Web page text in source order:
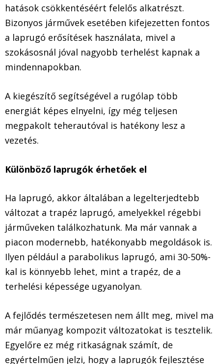
hatások csökkentéséért felelős alkatrészt.
Bizonyos járművek esetében kifejezetten fontos
a laprugó erősítések használata, mivel a
szokásosnál jóval nagyobb terhelést kapnak a
mindennapokban.
A kiegészítő segítségével a rugólap több
energiát képes elnyelni, így még teljesen
megpakolt teherautóval is hatékony lesz a
vezetés.
Különböző laprugók érhetőek el
Ha laprugó, akkor általában a legelterjedtebb
változat a trapéz laprugó, amelyekkel régebbi
járműveken találkozhatunk. Ma már vannak a
piacon modernebb, hatékonyabb megoldások is.
Ilyen például a parabolikus laprugó, ami 30-50%-
kal is könnyebb lehet, mint a trapéz, de a
terhelési képessége ugyanolyan.
A fejlődés természetesen nem állt meg, mivel ma
már műanyag kompozit változatokat is tesztelik.
Egyelőre ez még ritkaságnak számít, de
egyértelműen jelzi, hogy a laprugók fejlesztése